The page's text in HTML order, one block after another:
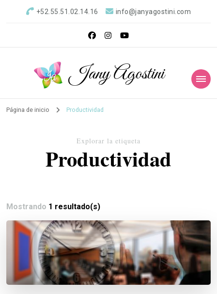
+52.55.51.02.14.16 info@janyagostini.com
Jany Agostini
Página de inicio Productividad
Explorar la etiqueta
Productividad
Mostrando 1 resultado(s)